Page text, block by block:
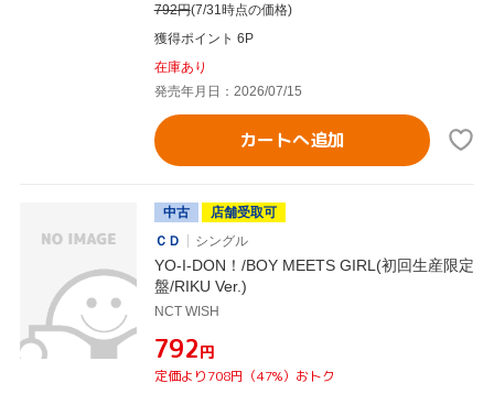
792円(7/31時点の価格)
獲得ポイント 6P
在庫あり
発売年月日：2026/07/15
カートへ追加
中古
店舗受取可
ＣＤ
シングル
YO-I-DON！/BOY MEETS GIRL(初回生産限定
盤/RIKU Ver.)
NCT WISH
¥792円
定価より708円（47%）おトク